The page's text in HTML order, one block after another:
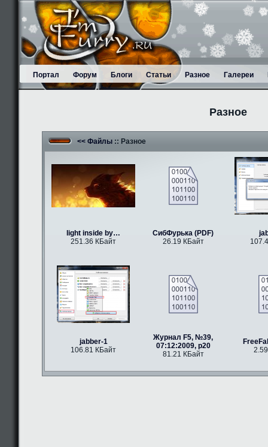
Портал Форум Блоги Статьи Разное Галереи
Разное
<< Файлы :: Разное
light inside by…
251.36 КБайт
СибФурька (PDF)
26.19 КБайт
jabber-1
106.81 КБайт
Журнал F5, №39,
07:12:2009, p20
81.21 КБайт